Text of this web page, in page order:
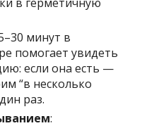
минут в
помогает увидеть
если она есть —
“в несколько
раз.
: